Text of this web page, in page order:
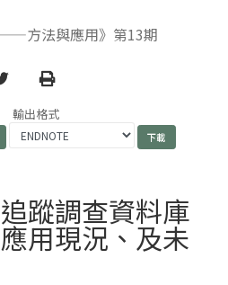
方法與應用》第13期
Print
輸出格式
蹤調查資料庫
用現況、及未